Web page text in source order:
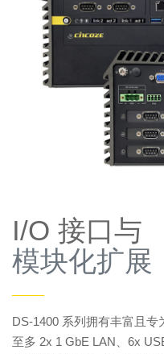
I/O 接口与
模块化扩展
——
DS-1400 系列拥有丰富且
至多 2x 1 GbE LAN、6x